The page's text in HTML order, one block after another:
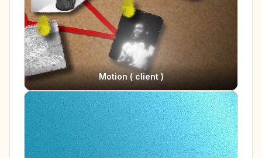
Motion ( client )